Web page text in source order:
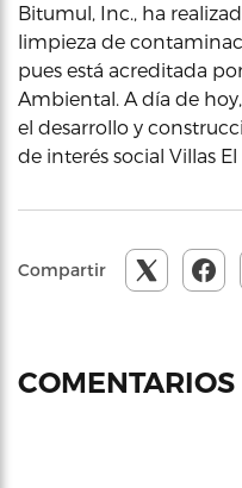
Bitumul, Inc., ha
limpieza de
pues está acreditada
Ambiental. A día de
el desarrollo y
de interés social Villas El
Compartir
COMENTARIOS